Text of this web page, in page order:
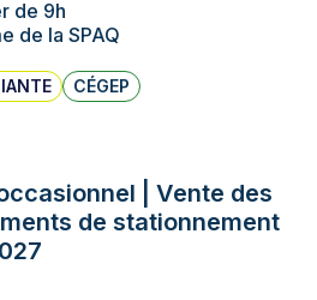
de 9h
de la SPAQ
CÉGEP
| Vente des
de stationnement